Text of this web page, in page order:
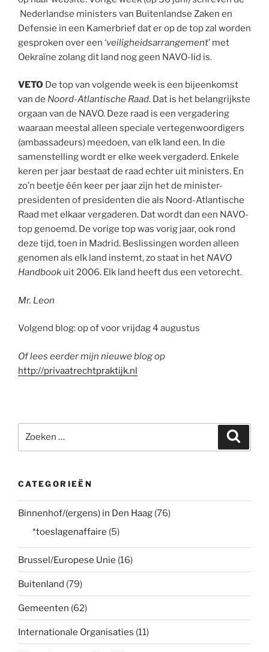
Nederlandse ministers van Buitenlandse Zaken en
Defensie in een Kamerbrief dat er op de top zal worden
gesproken over een ‘veiligheidsarrangement’ met
Oekraïne zolang dit land nog geen NAVO-lid is.
VETO De top van volgende week is een bijeenkomst
van de Noord-Atlantische Raad. Dat is het belangrijkste
orgaan van de NAVO. Deze raad is een vergadering
waaraan meestal alleen speciale vertegenwoordigers
(ambassadeurs) meedoen, van elk land een. In die
samenstelling wordt er elke week vergaderd. Enkele
keren per jaar bestaat de raad echter uit ministers. En
zo’n beetje één keer per jaar zijn het de minister-
presidenten of presidenten die als Noord-Atlantische
Raad met elkaar vergaderen. Dat wordt dan een NAVO-
top genoemd. De vorige top was vorig jaar, ook rond
deze tijd, toen in Madrid. Beslissingen worden alleen
genomen als elk land instemt, zo staat in het NAVO
Handbook uit 2006. Elk land heeft dus een vetorecht.
Mr. Leon
Volgend blog: op of voor vrijdag 4 augustus
Of lees eerder mijn nieuwe blog op
http://privaatrechtpraktijk.nl
naar:
CATEGORIEËN
Binnenhof/(ergens) in Den Haag (76)
*toeslagenaffaire (5)
Brussel/Europese Unie (16)
Buitenland (79)
Gemeenten (62)
Internationale Organisaties (11)